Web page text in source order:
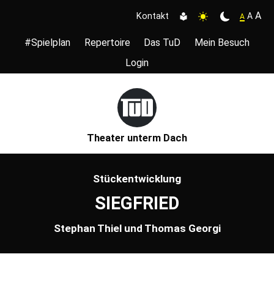
Kontakt A A A
#Spielplan Repertoire Das TuD
Mein Besuch
Login
Theater unterm Dach
Stückentwicklung
SIEGFRIED
Stephan Thiel und Thomas Georgi